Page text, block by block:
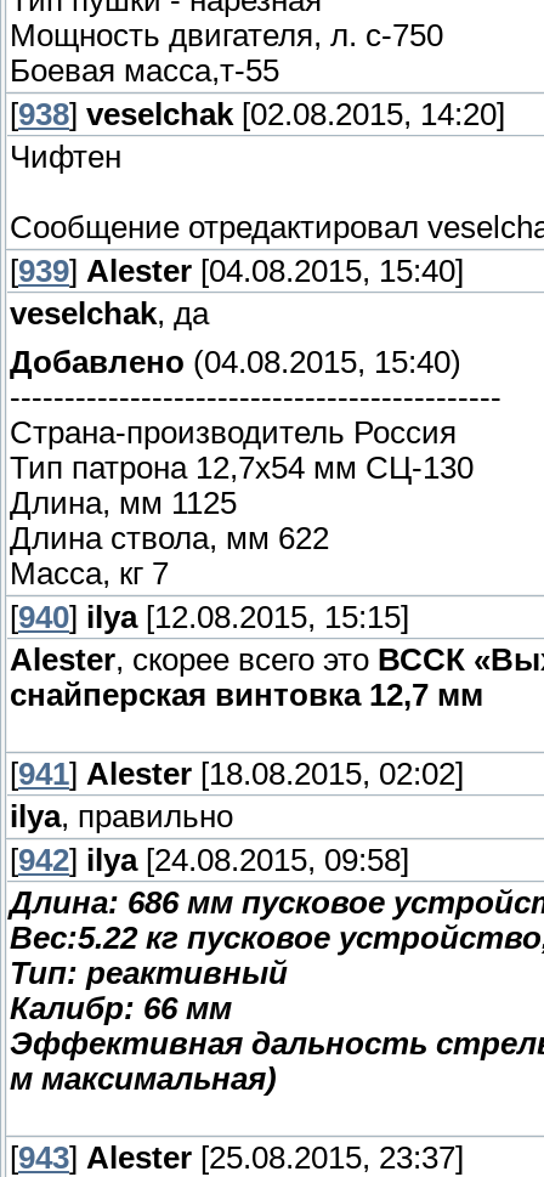
Мощность двигателя, л. с-750
Боевая масса,т-55
[938] veselchak [02.08.2015, 14:20]
Чифтен
Сообщение отредактировал
[939] Alester [04.08.2015, 15:40]
veselchak, да
Добавлено (04.08.2015, 15:40)
---------------------------------------------
Страна-производитель Россия
Тип патрона 12,7x54 мм СЦ-130
Длина, мм 1125
Длина ствола, мм 622
Масса, кг 7
[940] ilya[12.08.2015, 15:15]
Alester, скорее всего это ВССК
снайперская винтовка 12,7 мм
[941] Alester [18.08.2015, 02:02]
ilya, правильно
[942] ilya[24.08.2015, 09:58]
Длина: 686 мм пусковое
Вес:5.22 кг пусковое
Тип: реактивный
Калибр: 66 мм
Эффективная дальность
м максимальная)
[943] Alester [25.08.2015, 23:37]